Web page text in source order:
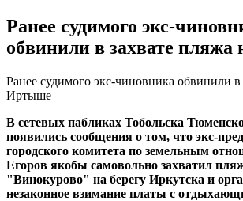
Ранее судимого экс-
обвинили в захвате
Ранее судимого экс-чиновника обвинили в
Иртыше
В сетевых пабликах Тобольска
появились сообщения о том, что экс-
городского комитета по земельным
Егоров якобы самовольно захватил
"Винокурово" на берегу Иркутска и
незаконное взимание платы с